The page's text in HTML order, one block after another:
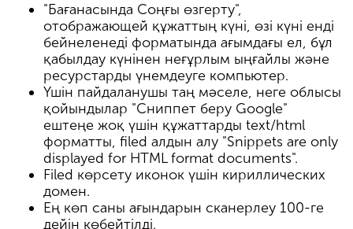
"Бағанасында Соңғы өзгерту",
отображающей құжаттың күні, өзі күні енді
бейнеленеді форматында ағымдағы ел, бұл
қабылдау күнінен неғұрлым ыңғайлы және
ресурстарды үнемдеуге компьютер.
Үшін пайдаланушы таң мәселе, неге облысы
қойындылар "Сниппет беру Google"
ештеңе жоқ үшін құжаттарды text/html
форматты, filed алдын алу "Snippets are only
displayed for HTML format documents".
Filed көрсету иконок үшін кириллических
домен.
Ең көп саны ағындарын сканерлеу 100-ге
дейін көбейтілді.